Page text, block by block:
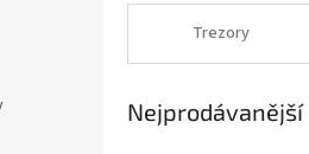
Trezory
Nejprodávanější